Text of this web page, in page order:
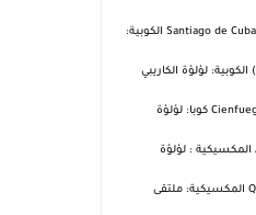
مدينة سانتياغو دي كوبا Santiago de Cuba الكوبية:
مدينة هافانا (La Habana) الكوبية: لؤلؤة الكاريبي
مدينة سينفويغوس Cienfuegos كوبا: لؤلؤة
مدينة أكابولكو Acapulco المكسيكية : لؤلؤة
مدينة كيريتارو Querétaro المكسيكية: ملتقى